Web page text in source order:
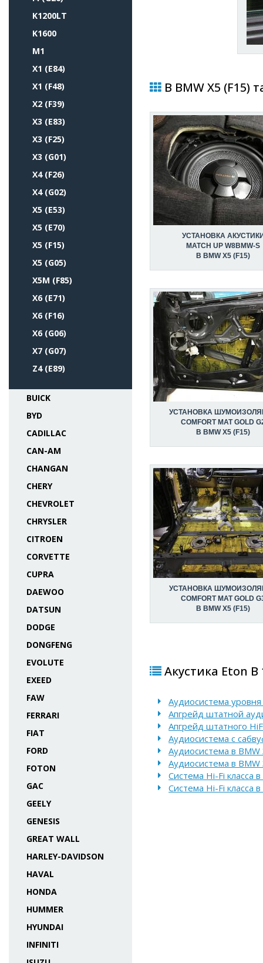
K1200LT
K1600
M1
X1 (E84)
X1 (F48)
X2 (F39)
X3 (E83)
X3 (F25)
X3 (G01)
X4 (F26)
X4 (G02)
X5 (E53)
X5 (E70)
X5 (F15)
X5 (G05)
X5M (F85)
X6 (E71)
X6 (F16)
X6 (G06)
X7 (G07)
Z4 (E89)
BUICK
BYD
CADILLAC
CAN-AM
CHANGAN
CHERY
CHEVROLET
CHRYSLER
CITROEN
CORVETTE
CUPRA
DAEWOO
DATSUN
DODGE
DONGFENG
EVOLUTE
EXEED
FAW
FERRARI
FIAT
FORD
FOTON
GAC
GEELY
GENESIS
GREAT WALL
HARLEY-DAVIDSON
HAVAL
HONDA
HUMMER
HYUNDAI
INFINITI
В BMW X5 (F15)
УСТАНОВКА
MATCH UP W8BMW-S
В BMW X5 (F15)
УСТАНОВКА
COMFORT MAT GOLD
В BMW X5 (F15)
УСТАНОВКА
COMFORT MAT GOLD
В BMW X5 (F15)
Акустика Eton
Аудиосистема
Апгрейд штатной
Апгрейд штатного
Аудиосистема с
Аудиосистема в BMW
Аудиосистема в BMW
Система Hi-Fi класса
Система Hi-Fi класса